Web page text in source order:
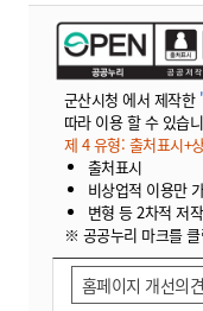
군산시청 에서 제작한
따라 이용 할 수 있습
제 4 유형: 출처표시+
출처표시
비상업적 이용만
변형 등 2차적 저
※ 공공누리 마크를
홈페이지 개선의견